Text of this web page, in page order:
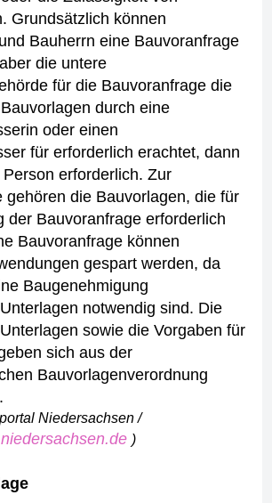
Grundsätzlich können
Bauherrn eine Bauvoranfrage
die untere
für die Bauvoranfrage die
durch eine
oder einen
für erforderlich erachtet, dann
Person erforderlich.Zur
gehören die Bauvorlagen, die für
der Bauvoranfrage erforderlich
Bauvoranfrage können
gespart werden, da
Baugenehmigung
notwendig sind. Die
sowie die Vorgaben für
sich aus der
Bauvorlagenverordnung
Niedersachsen /
)